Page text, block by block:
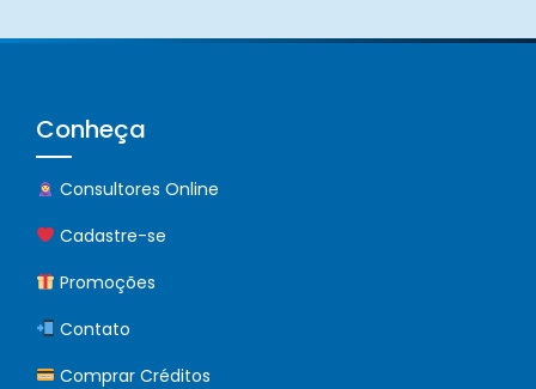
Conheça
Consultores Online
Cadastre-se
Promoções
Contato
Comprar Créditos